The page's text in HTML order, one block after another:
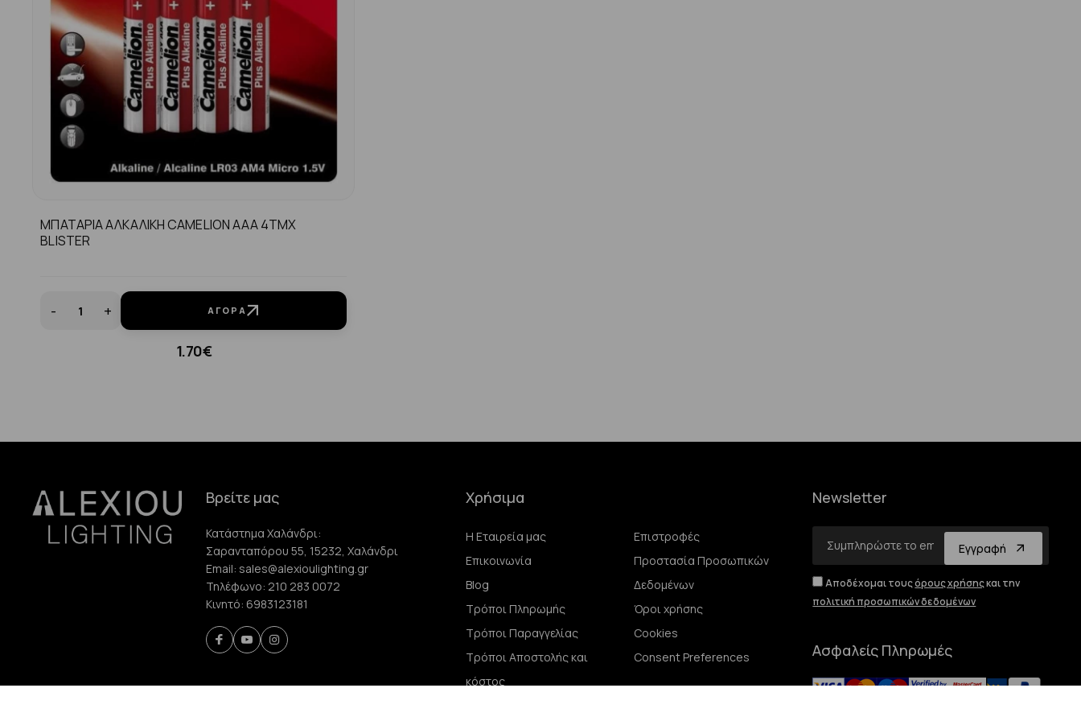
MΠΑΤΑΡΙΑ ΑΛΚΑΛΙΚΗ CAMELION AAA 4TMX
BLISTER
- + ΑΓΟΡΆ
1.70€
Βρείτε μας
Κατάστημα Χαλάνδρι:
Σαρανταπόρου 55, 15232, Χαλάνδρι
Email: sales@alexioulighting.gr
Τηλέφωνο: 210 283 0072
Κινητό: 6983123181
Χρήσιμα
Η Εταιρεία μας
Επικοινωνία
Blog
Τρόποι Πληρωμής
Τρόποι Παραγγελίας
Τρόποι Αποστολής και
κόστος
Επιστροφές
Προστασία Προσωπικών
Δεδομένων
Όροι χρήσης
Cookies
Consent Preferences
Newsletter
Εγγραφή
Αποδέχομαι τουςόρους χρήσηςκαι την
πολιτική προσωπικών δεδομένων
Ασφαλείς Πληρωμές